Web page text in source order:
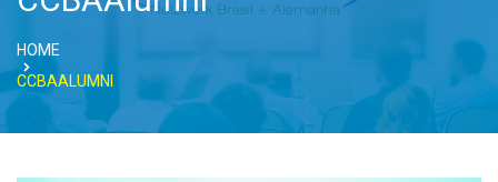
HOME
CCBAALUMNI